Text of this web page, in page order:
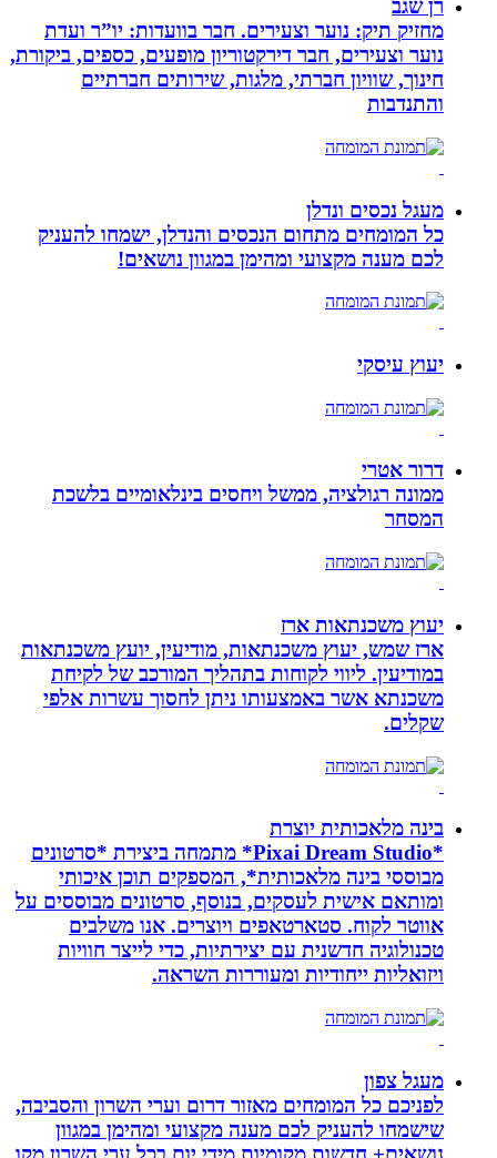
רן שגב
מחזיק תיק: נוער וצעירים. חבר בוועדות: יו”ר ועדת
נוער וצעירים, חבר דירקטוריון מופעים, כספים, ביקורת,
חינוך, שוויון חברתי, מלגות, שירותים חברתיים
והתנדבות
מעגל נכסים ונדלן
כל המומחים מתחום הנכסים והנדלן, ישמחו להעניק
לכם מענה מקצועי ומהימן במגוון נושאים!
יעוץ עיסקי
דרור אטרי
ממונה רגולציה, ממשל ויחסים בינלאומיים בלשכת
המסחר
יעוץ משכנתאות ארז
ארז שמש, יעוץ משכנתאות, מודיעין, יועץ משכנתאות
במודיעין. ליווי לקוחות בתהליך המורכב של לקיחת
משכנתא אשר באמצעותו ניתן לחסוך עשרות אלפי
שקלים.
בינה מלאכותית יוצרת
*Pixai Dream Studio* מתמחה ביצירת *סרטונים
מבוססי בינה מלאכותית*, המספקים תוכן איכותי
ומותאם אישית לעסקים, בנוסף, סרטונים מבוססים על
אווטר לקוח. סטארטאפים ויוצרים. אנו משלבים
טכנולוגיה חדשנית עם יצירתיות, כדי לייצר חוויות
ויזואליות ייחודיות ומעוררות השראה.
מעגל צפון
לפניכם כל המומחים מאזור דרום וערי השרון והסביבה,
שישמחו להעניק לכם מענה מקצועי ומהימן במגוון